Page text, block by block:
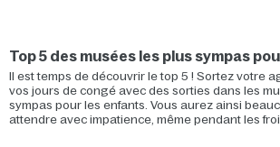
Top 5 des musées les plus sympas
Il est temps de découvrir le top 5 ! Sortez votre
vos jours de congé avec des sorties dans les
sympas pour les enfants. Vous aurez ainsi
attendre avec impatience, même pendant les